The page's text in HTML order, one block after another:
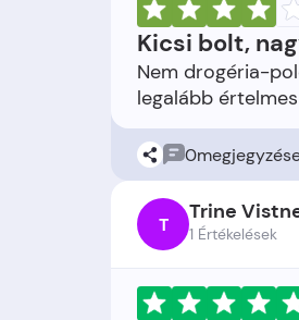
Kicsi bolt,
Nem drogéria-
0
T Trine
1 Értékelések